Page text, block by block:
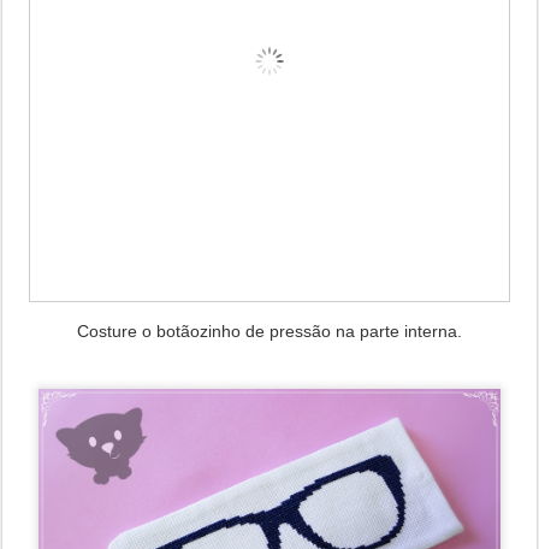
Costure o botãozinho de pressão na parte interna.